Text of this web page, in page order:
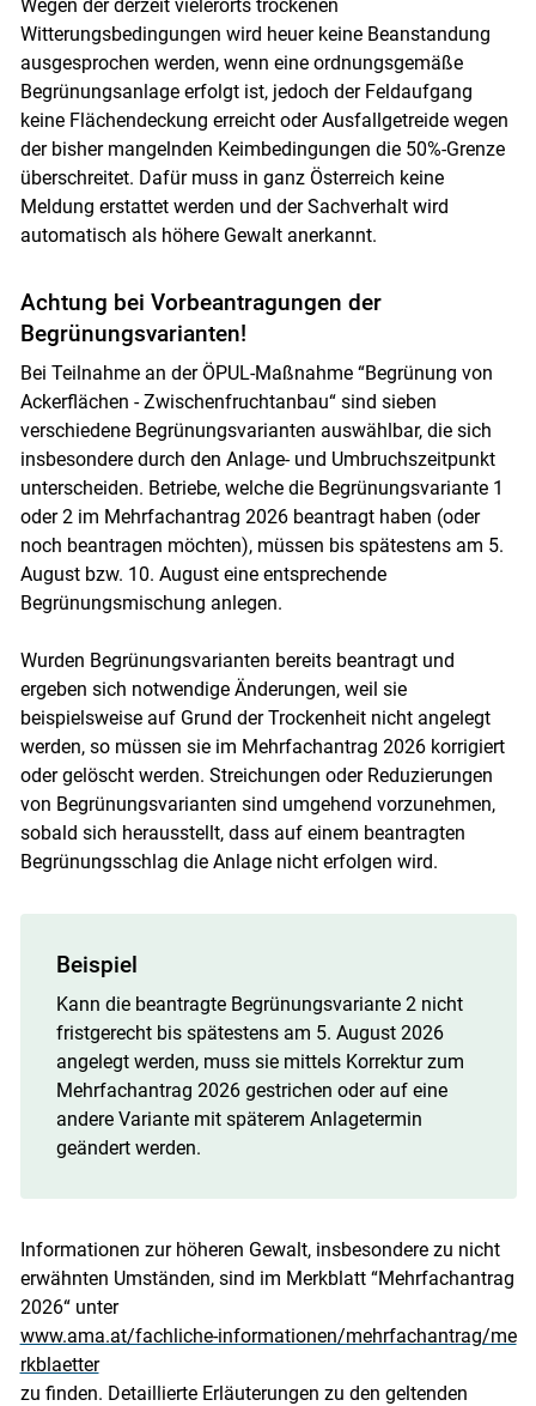
Wegen der derzeit vielerorts trockenen
Witterungsbedingungen wird heuer keine Beanstandung
ausgesprochen werden, wenn eine ordnungsgemäße
Begrünungsanlage erfolgt ist, jedoch der Feldaufgang
keine Flächendeckung erreicht oder Ausfallgetreide wegen
der bisher mangelnden Keimbedingungen die 50%-Grenze
überschreitet. Dafür muss in ganz Österreich keine
Meldung erstattet werden und der Sachverhalt wird
automatisch als höhere Gewalt anerkannt.
Achtung bei Vorbeantragungen der
Begrünungsvarianten!
Bei Teilnahme an der ÖPUL-Maßnahme “Begrünung von
Ackerflächen - Zwischenfruchtanbau“ sind sieben
verschiedene Begrünungsvarianten auswählbar, die sich
insbesondere durch den Anlage- und Umbruchszeitpunkt
unterscheiden. Betriebe, welche die Begrünungsvariante 1
oder 2 im Mehrfachantrag 2026 beantragt haben (oder
noch beantragen möchten), müssen bis spätestens am 5.
August bzw. 10. August eine entsprechende
Begrünungsmischung anlegen.
Wurden Begrünungsvarianten bereits beantragt und
ergeben sich notwendige Änderungen, weil sie
beispielsweise auf Grund der Trockenheit nicht angelegt
werden, so müssen sie im Mehrfachantrag 2026 korrigiert
oder gelöscht werden. Streichungen oder Reduzierungen
von Begrünungsvarianten sind umgehend vorzunehmen,
sobald sich herausstellt, dass auf einem beantragten
Begrünungsschlag die Anlage nicht erfolgen wird.
Beispiel
Kann die beantragte Begrünungsvariante 2 nicht
fristgerecht bis spätestens am 5. August 2026
angelegt werden, muss sie mittels Korrektur zum
Mehrfachantrag 2026 gestrichen oder auf eine
andere Variante mit späterem Anlagetermin
geändert werden.
Informationen zur höheren Gewalt, insbesondere zu nicht
erwähnten Umständen, sind im Merkblatt “Mehrfachantrag
2026“ unter
www.ama.at/fachliche-informationen/mehrfachantrag/me
rkblaetter
zu finden. Detaillierte Erläuterungen zu den geltenden